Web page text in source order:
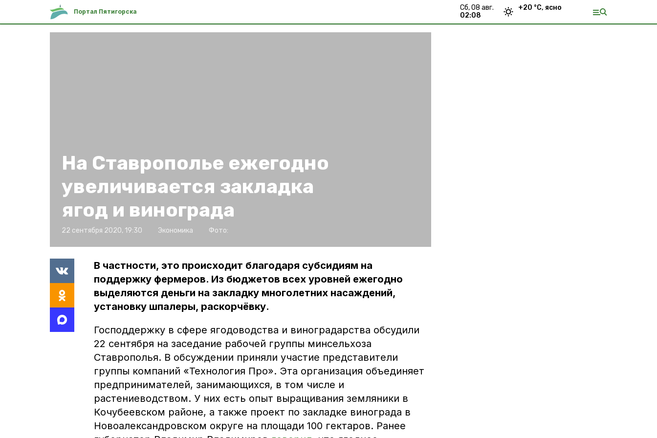
Портал Пятигорска
сб, 08 авг.
02:08
+20 °С, ясно
На Ставрополье ежегодно
увеличивается закладка
ягод и винограда
22 сентября 2020, 19:30 Экономика Фото:
В частности, это происходит благодаря субсидиям на
поддержку фермеров. Из бюджетов всех уровней ежегодно
выделяются деньги на закладку многолетних насаждений,
установку шпалеры, раскорчёвку.
Господдержку в сфере ягодоводства и виноградарства обсудили
22 сентября на заседание рабочей группы минсельхоза
Ставрополья. В обсуждении приняли участие представители
группы компаний «Технология Про». Эта организация объединяет
предпринимателей, занимающихся, в том числе и
растениеводством. У них есть опыт выращивания земляники в
Кочубеевском районе, а также проект по закладке винограда в
Новоалександровском округе на площади 100 гектаров. Ранее